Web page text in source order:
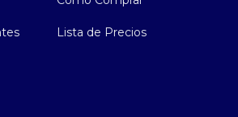
Lista de Precios